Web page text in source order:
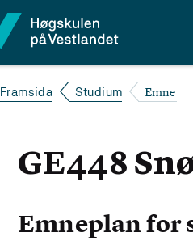
Framsida Studium Emne
GE448
Emneplan for